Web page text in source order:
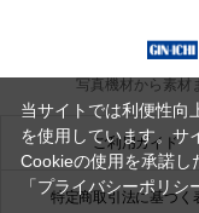
写真機材から素材
ご利用ガイド
特定商取引法に基づく
当サイトでは利便性向
を使用しています。サ
Cookieの使用を承諾し
「プライバシーポリシ